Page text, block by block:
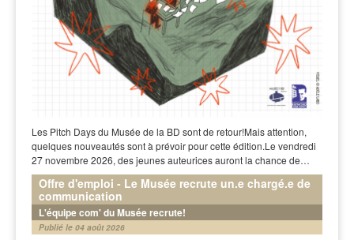
Les Pitch Days du Musée de la BD sont de retour!Mais attention,
quelques nouveautés sont à prévoir pour cette édition.Le vendredi
27 novembre 2026, des jeunes auteurices auront la chance de…
Offre d'emploi - Le Musée recrute un.e chargé.e de
communication
L'équipe com' du Musée recrute!
Publié le 04 août 2026